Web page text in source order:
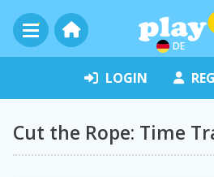
DE
LOGIN
Cut the Rope: Time